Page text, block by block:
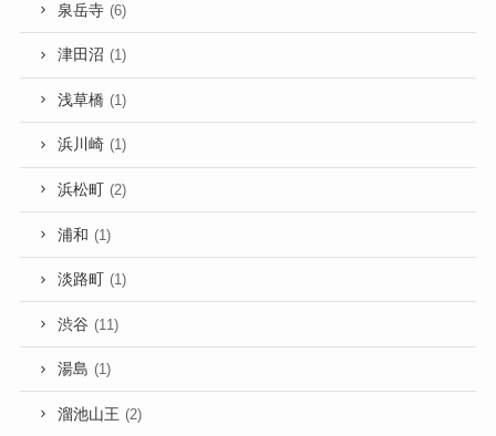
泉岳寺 (6)
津田沼 (1)
浅草橋 (1)
浜川崎 (1)
浜松町 (2)
浦和 (1)
淡路町 (1)
渋谷 (11)
湯島 (1)
溜池山王 (2)